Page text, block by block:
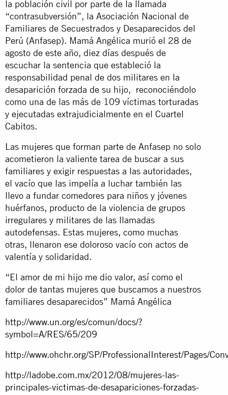
la población civil por parte de la llamada
“contrasubversión”, la Asociación Nacional de
Familiares de Secuestrados y Desaparecidos del
Perú (Anfasep). Mamá Angélica murió el 28 de
agosto de este año, diez días después de
escuchar la sentencia que estableció la
responsabilidad penal de dos militares en la
desaparición forzada de su hijo, reconociéndolo
como una de las más de 109 víctimas torturadas
y ejecutadas extrajudicialmente en el Cuartel
Cabitos.
Las mujeres que forman parte de Anfasep no solo
acometieron la valiente tarea de buscar a sus
familiares y exigir respuestas a las autoridades,
el vacío que las impelía a luchar también las
llevo a fundar comedores para niños y jóvenes
huérfanos, producto de la violencia de grupos
irregulares y militares de las llamadas
autodefensas. Estas mujeres, como muchas
otras, llenaron ese doloroso vacío con actos de
valentía y solidaridad.
“El amor de mi hijo me dio valor, así como el
dolor de tantas mujeres que buscamos a nuestros
familiares desaparecidos” Mamá Angélica
http://www.un.org/es/comun/docs/?
symbol=A/RES/65/209
http://www.ohchr.org/SP/ProfessionalInterest/Pages/
http://ladobe.com.mx/2012/08/mujeres-las-
principales-victimas-de-desapariciones-forzadas-